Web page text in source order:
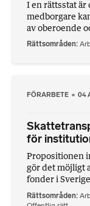
I en rättsstat är
medborgare
av oberoende
Rättsområden
FÖRARBETE 04
för
Propositionen
gör det möjligt
fonder i
Rättsområden